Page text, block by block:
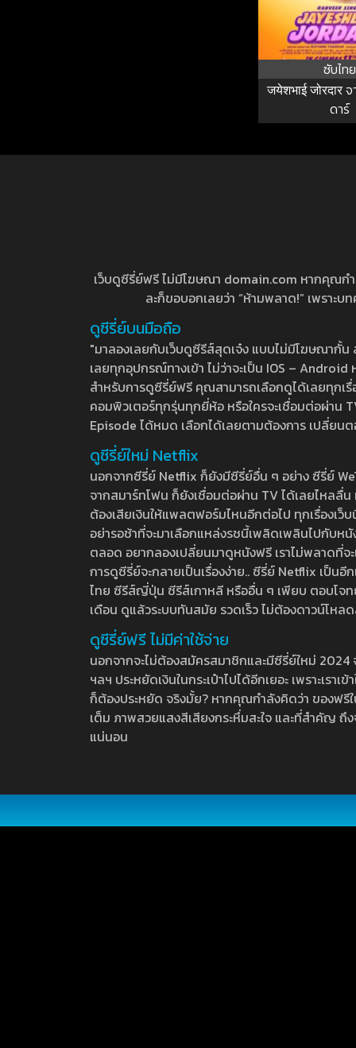
ซับไทย
जयेशभाई जोरदार
ดาร์
เว็บดูซีรี่ย์ฟรี ไม่มีโฆษณา domain.com หากคุณก
ละก็ขอบอกเลยว่า “ห้ามพลาด!” เพราะ
ดูซีรี่ย์บนมือถือ
"มาลองเลยกับเว็บดูซีรีส์สุดเจ๋ง แบบไม่มีโฆษณากั้
เลยทุกอุปกรณ์ทางเข้า ไม่ว่าจะเป็น IOS –
สำหรับการดูซีรี่ย์ฟรี คุณสามารถเลือกดูได้เลยทุกเ
คอมพิวเตอร์ทุกรุ่นทุกยี่ห้อ หรือใครจะเชื่อมต่อผ่าน
Episode ได้หมด เลือกได้เลยตามต้องการ เปลี่ยน
ดูซีรี่ย์ใหม่ Netflix
นอกจากซีรี่ย์ Netflix ก็ยังมีซีรี่ย์อื่น ๆ อย่าง ซีรี่ย์
จากสมาร์ทโฟน ก็ยังเชื่อมต่อผ่าน TV ได้เลยไหลลื่
ต้องเสียเงินให้แพลตฟอร์มไหนอีกต่อไป ทุกเรื่องเว็
อย่ารอช้าที่จะมาเลือกแหล่งรชนี้เพลิดเพลินไปกับห
ตลอด อยากลองเปลี่ยนมาดูหนังฟรี เราไม่พลาดที่
การดูซีรี่ย์จะกลายเป็นเรื่องง่าย.. ซีรี่ย์ Netflix เป็น
ไทย ซีรีส์ญี่ปุ่น ซีรีส์เกาหลี หรืออื่น ๆ เพียบ ตอบโจท
เดือน ดูแล้วระบบทันสมัย รวดเร็ว ไม่ต้องดาวน์โห
ดูซีรี่ย์ฟรี ไม่มีค่าใช้จ่าย
นอกจากจะไม่ต้องสมัครสมาชิกและมีซีรี่ย์ใหม่
ฯลฯ ประหยัดเงินในกระเป๋าไปได้อีกเยอะ เพราะเร
ก็ต้องประหยัด จริงมั้ย? หากคุณกำลังคิดว่า ของฟ
เต็ม ภาพสวยแสงสีเสียงกระหึ่มสะใจ และที่สำคัญ
แน่นอน